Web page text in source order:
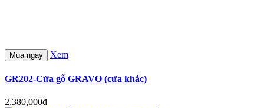
Mua ngay Xem
GR202-Cửa gỗ GRAVO (cửa khắc)
2,380,000đ